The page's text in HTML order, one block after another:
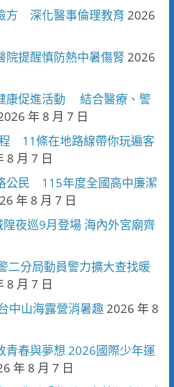
方 深化醫事倫理教育 2026
提醒慎防熱中暑傷腎 2026
康促進活動 結合醫療、警
年 8 月 7 日
11條在地路線帶你玩遍客
8 月 7 日
公民 115年度全國高中廉潔
年 8 月 7 日
夜巡9月登場 海內外宮廟齊
分局動員警力擴大查找暖
8 月 7 日
山海露營消暑趣2026 年 8
青春與夢想 2026國際少年運
年 8 月 7 日